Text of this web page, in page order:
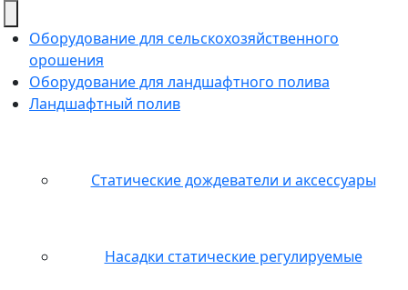
to
content
Оборудование для сельскохозяйственного
орошения
Оборудование для ландшафтного полива
Ландшафтный полив
Статические дождеватели и аксессуары
Насадки статические регулируемые